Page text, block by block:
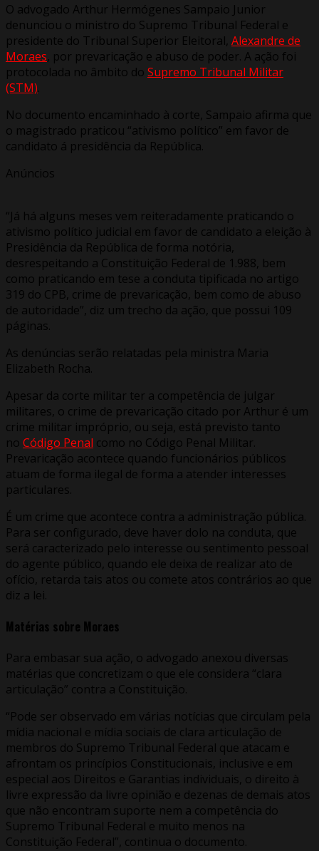
O advogado Arthur Hermógenes Sampaio Junior
denunciou o ministro do Supremo Tribunal Federal e
presidente do Tribunal Superior Eleitoral, Alexandre de
Moraes , por prevaricação e abuso de poder. A ação foi
protocolada no âmbito do Supremo Tribunal Militar
(STM).
No documento encaminhado à corte, Sampaio afirma que
o magistrado praticou “ativismo político” em favor de
candidato á presidência da República.
Anúncios
“Já há alguns meses vem reiteradamente praticando o
ativismo político judicial em favor de candidato a eleição à
Presidência da República de forma notória,
desrespeitando a Constituição Federal de 1.988, bem
como praticando em tese a conduta tipificada no artigo
319 do CPB, crime de prevaricação, bem como de abuso
de autoridade”, diz um trecho da ação, que possui 109
páginas.
As denúncias serão relatadas pela ministra Maria
Elizabeth Rocha.
Apesar da corte militar ter a competência de julgar
militares, o crime de prevaricação citado por Arthur é um
crime militar impróprio, ou seja, está previsto tanto
no Código Penal como no Código Penal Militar.
Prevaricação acontece quando funcionários públicos
atuam de forma ilegal de forma a atender interesses
particulares.
É um crime que acontece contra a administração pública.
Para ser configurado, deve haver dolo na conduta, que
será caracterizado pelo interesse ou sentimento pessoal
do agente público, quando ele deixa de realizar ato de
ofício, retarda tais atos ou comete atos contrários ao que
diz a lei.
Matérias sobre Moraes
Para embasar sua ação, o advogado anexou diversas
matérias que concretizam o que ele considera “clara
articulação” contra a Constituição.
“Pode ser observado em várias notícias que circulam pela
mídia nacional e mídia sociais de clara articulação de
membros do Supremo Tribunal Federal que atacam e
afrontam os princípios Constitucionais, inclusive e em
especial aos Direitos e Garantias individuais, o direito à
livre expressão da livre opinião e dezenas de demais atos
que não encontram suporte nem a competência do
Supremo Tribunal Federal e muito menos na
Constituição Federal”, continua o documento.